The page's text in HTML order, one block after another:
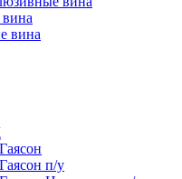
вина
п/у